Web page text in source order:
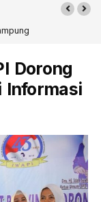
Gorontalo Ikut
Dorong
Informasi